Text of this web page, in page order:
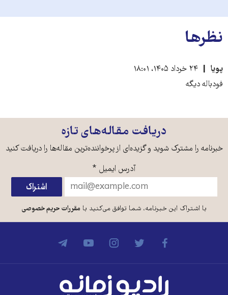
نظرها
پویا
۲۴ خرداد ۱۴۰۵، ۱۸:۰۱
فودباله دیگه
دریافت مقاله‌های تازه
خبرنامه را مشترک شوید و گزیده‌ای از پرخواننده‌ترین مقاله‌ها را دریافت کنید
آدرس ایمیل *
با اشتراک این خبرنامه، شما توافق می‌کنید بامقررات حریم خصوصی